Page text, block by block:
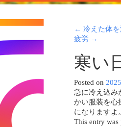
← 冷えた体
疲労 →
寒い
Posted on
急に冷え込み
かい服装を心
になりますよ
This entry